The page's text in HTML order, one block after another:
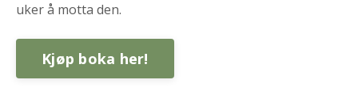
uker å motta den.
Kjøp boka her!